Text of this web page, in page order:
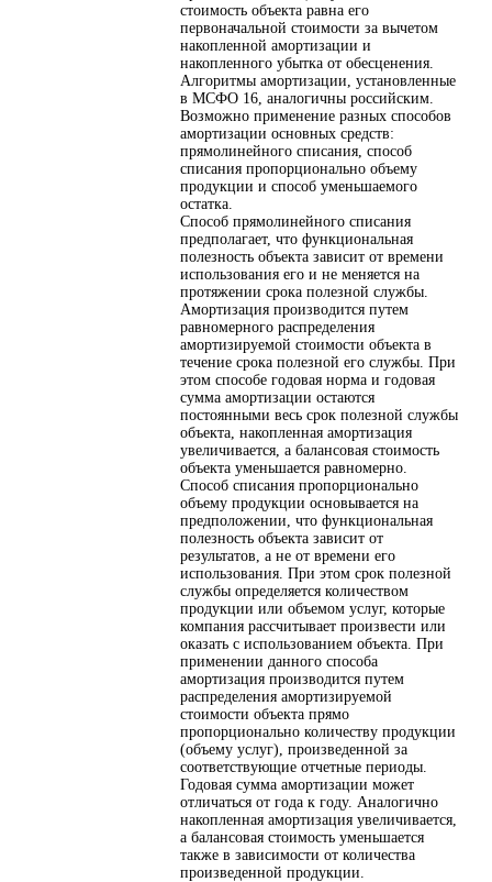
стоимость объекта равна его
первоначальной стоимости за вычетом
накопленной амортизации и
накопленного убытка от обесценения.
Алгоритмы амортизации, установленные
в МСФО 16, аналогичны российским.
Возможно применение разных способов
амортизации основных средств:
прямолинейного списания, способ
списания пропорционально объему
продукции и способ уменьшаемого
остатка.
Способ прямолинейного списания
предполагает, что функциональная
полезность объекта зависит от времени
использования его и не меняется на
протяжении срока полезной службы.
Амортизация производится путем
равномерного распределения
амортизируемой стоимости объекта в
течение срока полезной его службы. При
этом способе годовая норма и годовая
сумма амортизации остаются
постоянными весь срок полезной службы
объекта, накопленная амортизация
увеличивается, а балансовая стоимость
объекта уменьшается равномерно.
Способ списания пропорционально
объему продукции основывается на
предположении, что функциональная
полезность объекта зависит от
результатов, а не от времени его
использования. При этом срок полезной
службы определяется количеством
продукции или объемом услуг, которые
компания рассчитывает произвести или
оказать с использованием объекта. При
применении данного способа
амортизация производится путем
распределения амортизируемой
стоимости объекта прямо
пропорционально количеству продукции
(объему услуг), произведенной за
соответствующие отчетные периоды.
Годовая сумма амортизации может
отличаться от года к году. Аналогично
накопленная амортизация увеличивается,
а балансовая стоимость уменьшается
также в зависимости от количества
произведенной продукции.